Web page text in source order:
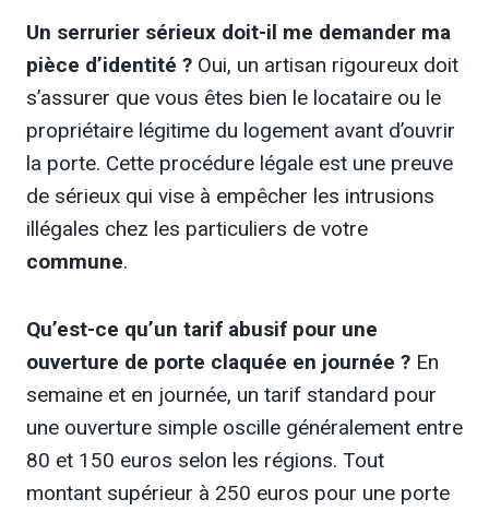
Un serrurier sérieux doit-il me demander ma
pièce d’identité ? Oui, un artisan rigoureux doit
s’assurer que vous êtes bien le locataire ou le
propriétaire légitime du logement avant d’ouvrir
la porte. Cette procédure légale est une preuve
de sérieux qui vise à empêcher les intrusions
illégales chez les particuliers de votre
commune.
Qu’est-ce qu’un tarif abusif pour une
ouverture de porte claquée en journée ? En
semaine et en journée, un tarif standard pour
une ouverture simple oscille généralement entre
80 et 150 euros selon les régions. Tout
montant supérieur à 250 euros pour une porte